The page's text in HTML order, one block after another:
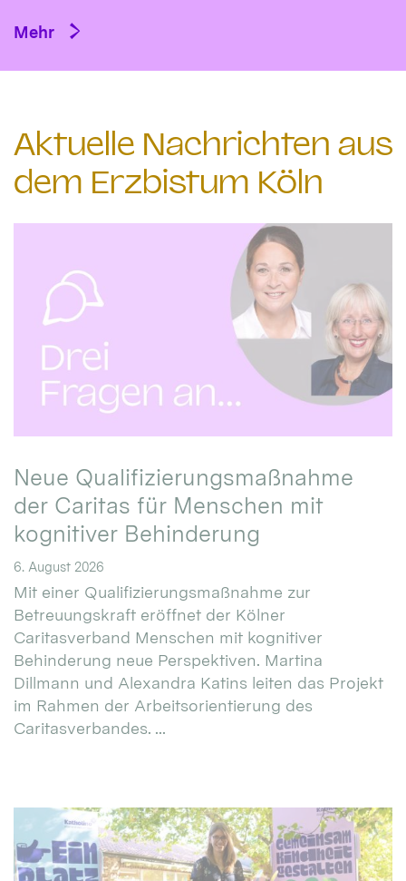
Mehr
Aktuelle Nachrichten aus
dem Erzbistum Köln
Neue Qualifizierungsmaßnahme
der Caritas für Menschen mit
kognitiver Behinderung
6. August 2026
Mit einer Qualifizierungsmaßnahme zur
Betreuungskraft eröffnet der Kölner
Caritasverband Menschen mit kognitiver
Behinderung neue Perspektiven. Martina
Dillmann und Alexandra Katins leiten das Projekt
im Rahmen der Arbeitsorientierung des
Caritasverbandes. ...